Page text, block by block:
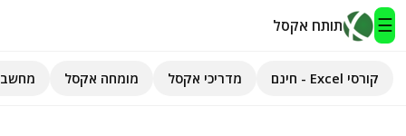
☰ תותח אקסל
קורסי Excel - חינם מדריכי אקסל מומחה אקסל